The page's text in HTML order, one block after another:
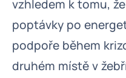
vzhledem k tomu,
poptávky po
podpoře během
druhém místě v